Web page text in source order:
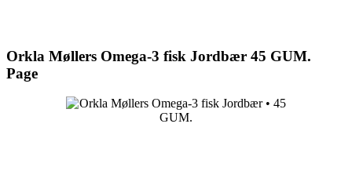
Orkla Møllers Omega-3 fisk Jordbær 45 GUM.
Page